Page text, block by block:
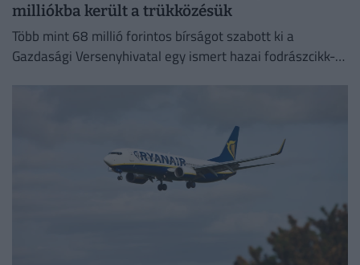
milliókba került a trükközésük
Több mint 68 millió forintos bírságot szabott ki a
Gazdasági Versenyhivatal egy ismert hazai fodrászcikk-